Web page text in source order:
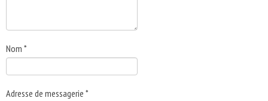
Nom *
Adresse de messagerie *